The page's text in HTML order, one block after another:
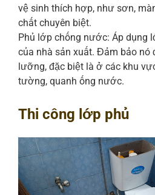
vệ sinh thích hợp, như sơn,
chất chuyên biệt.
Phủ lớp chống nước: Áp dụng
của nhà sản xuất. Đảm bảo nó
lưỡng, đặc biệt là ở các khu
tường, quanh ống nước.
Thi công lớp phủ